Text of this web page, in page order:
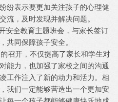
纷表示要更加关注孩子的心理健
流，及时发现并解决问题。
全教育主题班会，与家长签订
共同保障孩子安全。
开，不仅提高了家长和学生对
能力，也加强了家校之间的沟通
工作注入了新的动力和活力。相
我们一定能够营造出一个更加安